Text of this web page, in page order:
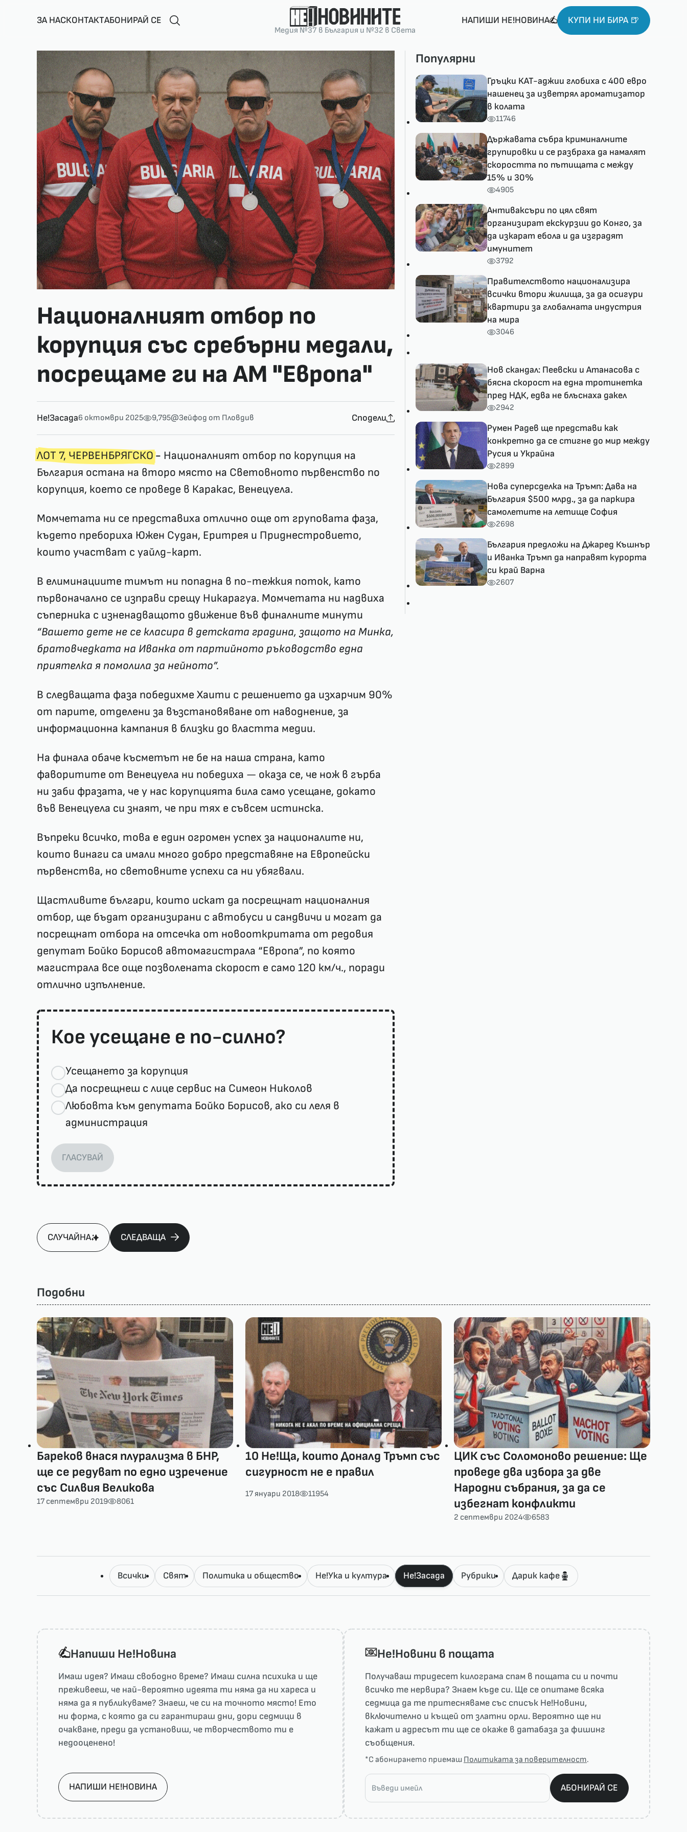
ЗА НАСКОНТАКТАБОНИРАЙ СЕ
Медия №37 в България и №32 в Света
НАПИШИ НЕ!НОВИНА КУПИ НИ БИРА 🍺
Националният отбор по
корупция със сребърни медали,
посрещаме ги на АМ "Европа"
Не!Засада6 октомври 2025 9,795@Зейфод от Пловдив Сподели
ЛОТ 7, ЧЕРВЕНБРЯГСКО- Националният отбор по корупция на
България остана на второ място на Световното първенство по
корупция, което се проведе в Каракас, Венецуела.
Момчетата ни се представиха отлично още от груповата фаза,
където пребориха Южен Судан, Еритрея и Приднестровието,
които участват с уайлд-карт.
В елиминациите тимът ни попадна в по-тежкия поток, като
първоначално се изправи срещу Никарагуа. Момчетата ни надвиха
съперника с изненадващото движение във финалните минути
“Вашето дете не се класира в детската градина, защото на Минка,
братовчедката на Иванка от партийното ръководство една
приятелка я помолила за нейното”.
В следващата фаза победихме Хаити с решението да изхарчим 90%
от парите, отделени за възстановяване от наводнение, за
информационна кампания в близки до властта медии.
На финала обаче късметът не бе на наша страна, като
фаворитите от Венецуела ни победиха — оказа се, че нож в гърба
ни заби фразата, че у нас корупцията била само усещане, докато
във Венецуела си знаят, че при тях е съвсем истинска.
Въпреки всичко, това е един огромен успех за националите ни,
които винаги са имали много добро представяне на Европейски
първенства, но световните успехи са ни убягвали.
Щастливите българи, които искат да посрещнат националния
отбор, ще бъдат организирани с автобуси и сандвичи и могат да
посрещнат отбора на отсечка от новооткритата от редовия
депутат Бойко Борисов автомагистрала “Европа”, по която
магистрала все още позволената скорост е само 120 км/ч., поради
отлично изпълнение.
Кое усещане е по-силно?
Усещането за корупция
Да посрещнеш с лице сервис на Симеон Николов
Любовта към депутата Бойко Борисов, ако си леля в
администрация
ГЛАСУВАЙ
СЛУЧАЙНА СЛЕДВАЩА
Популярни
Гръцки КАТ-аджии глобиха с 400 евро
нашенец за изветрял ароматизатор
в колата
11746
Държавата събра криминалните
групировки и се разбраха да намалят
скоростта по пътищата с между
15% и 30%
4905
Антиваксъри по цял свят
организират екскурзии до Конго, за
да изкарат ебола и да изградят
имунитет
3792
Правителството национализира
всички втори жилища, за да осигури
квартири за глобалната индустрия
на мира
3046
Нов скандал: Пеевски и Атанасова с
бясна скорост на една тротинетка
пред НДК, едва не блъснаха дакел
2942
Румен Радев ще представи как
конкретно да се стигне до мир между
Русия и Украйна
2899
Нова суперсделка на Тръмп: Дава на
България $500 млрд., за да паркира
самолетите на летище София
2698
България предложи на Джаред Къшнър
и Иванка Тръмп да направят курорта
си край Варна
2607
Подобни
Бареков внася плурализма в БНР,
ще се редуват по едно изречение
със Силвия Великова
17 септември 2019 8061
10 Не!Ща, които Доналд Тръмп със
сигурност не е правил
17 януари 2018 11954
ЦИК със Соломоново решение: Ще
проведе два избора за две
Народни събрания, за да се
избегнат конфликти
2 септември 2024 6583
Всички Свят Политика и общество Не!Ука и култура Не!Засада Рубрики Дарик кафе
Напиши He!Новина
Имаш идея? Имаш свободно време? Имаш силна психика и ще
преживееш, че най-вероятно идеята ти няма да ни харесa и
няма да я публикуваме? Знаеш, че си на точното място! Ето
ни форма, с която да си гарантираш дни, дори седмици в
очакване, преди да установиш, че творчеството ти е
недооценено!
НАПИШИ НЕ!НОВИНА
He!Новини в пощата
Получаваш тридесет килограма спам в пощата си и почти
всичко те нервира? Знаем къде си. Ще се опитаме всяка
седмица да те притесняваме със списък He!Новини,
включително и къщей от златни орли. Вероятно ще ни
кажат и адресът ти ще се окаже в датабаза за фишинг
съобщения.
*С абонирането приемаш Политиката за поверителност.
АБОНИРАЙ СЕ